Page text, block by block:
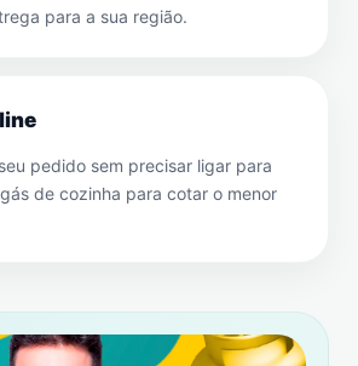
para a sua região.
pedido sem precisar ligar para
de cozinha para cotar o menor